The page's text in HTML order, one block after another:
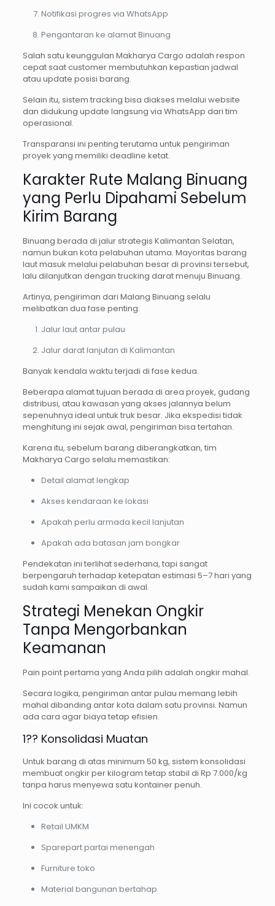
Notifikasi progres via WhatsApp
Pengantaran ke alamat Binuang
Salah satu keunggulan Makharya Cargo adalah respon
cepat saat customer membutuhkan kepastian jadwal
atau update posisi barang.
Selain itu, sistem tracking bisa diakses melalui website
dan didukung update langsung via WhatsApp dari tim
operasional.
Transparansi ini penting terutama untuk pengiriman
proyek yang memiliki deadline ketat.
Karakter Rute Malang Binuang
yang Perlu Dipahami Sebelum
Kirim Barang
Binuang berada di jalur strategis Kalimantan Selatan,
namun bukan kota pelabuhan utama. Mayoritas barang
laut masuk melalui pelabuhan besar di provinsi tersebut,
lalu dilanjutkan dengan trucking darat menuju Binuang.
Artinya, pengiriman dari Malang Binuang selalu
melibatkan dua fase penting:
Jalur laut antar pulau
Jalur darat lanjutan di Kalimantan
Banyak kendala waktu terjadi di fase kedua.
Beberapa alamat tujuan berada di area proyek, gudang
distribusi, atau kawasan yang akses jalannya belum
sepenuhnya ideal untuk truk besar. Jika ekspedisi tidak
menghitung ini sejak awal, pengiriman bisa tertahan.
Karena itu, sebelum barang diberangkatkan, tim
Makharya Cargo selalu memastikan:
Detail alamat lengkap
Akses kendaraan ke lokasi
Apakah perlu armada kecil lanjutan
Apakah ada batasan jam bongkar
Pendekatan ini terlihat sederhana, tapi sangat
berpengaruh terhadap ketepatan estimasi 5–7 hari yang
sudah kami sampaikan di awal.
Strategi Menekan Ongkir
Tanpa Mengorbankan
Keamanan
Pain point pertama yang Anda pilih adalah ongkir mahal.
Secara logika, pengiriman antar pulau memang lebih
mahal dibanding antar kota dalam satu provinsi. Namun
ada cara agar biaya tetap efisien.
1?? Konsolidasi Muatan
Untuk barang di atas minimum 50 kg, sistem konsolidasi
membuat ongkir per kilogram tetap stabil di Rp 7.000/kg
tanpa harus menyewa satu kontainer penuh.
Ini cocok untuk:
Retail UMKM
Sparepart partai menengah
Furniture toko
Material bangunan bertahap